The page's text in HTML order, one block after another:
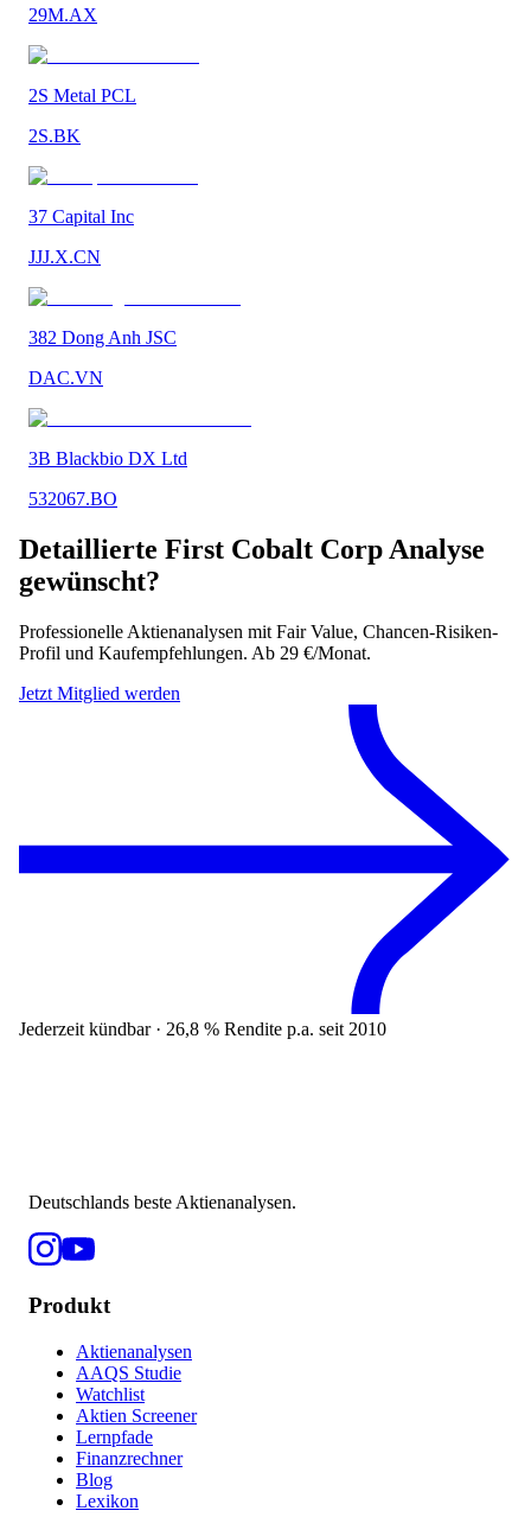
29M.AX
2S Metal PCL
2S.BK
37 Capital Inc
JJJ.X.CN
382 Dong Anh JSC
DAC.VN
3B Blackbio DX Ltd
532067.BO
Detaillierte First Cobalt Corp Analyse
gewünscht?
Professionelle Aktienanalysen mit Fair Value, Chancen-Risiken-
Profil und Kaufempfehlungen. Ab 29 €/Monat.
Jetzt Mitglied werden
Jederzeit kündbar · 26,8 % Rendite p.a. seit 2010
Deutschlands beste Aktienanalysen.
Produkt
Aktienanalysen
AAQS Studie
Watchlist
Aktien Screener
Lernpfade
Finanzrechner
Blog
Lexikon